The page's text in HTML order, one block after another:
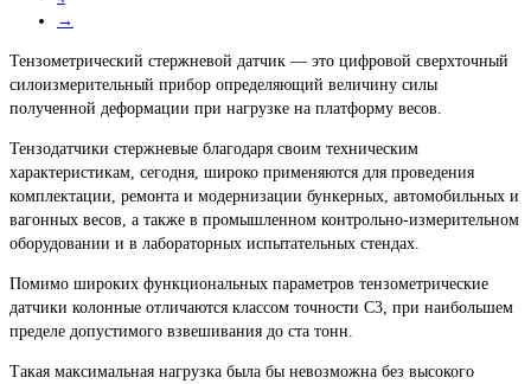
→
Тензометрический стержневой датчик — это цифровой сверхточный
силоизмерительный прибор определяющий величину силы
полученной деформации при нагрузке на платформу весов.
Тензодатчики стержневые благодаря своим техническим
характеристикам, сегодня, широко применяются для проведения
комплектации, ремонта и модернизации бункерных, автомобильных и
вагонных весов, а также в промышленном контрольно-измерительном
оборудовании и в лабораторных испытательных стендах.
Помимо широких функциональных параметров тензометрические
датчики колонные отличаются классом точности C3, при наибольшем
пределе допустимого взвешивания до ста тонн.
Такая максимальная нагрузка была бы невозможна без высокого